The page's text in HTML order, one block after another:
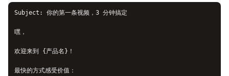
Subject: 你的第一条视频，3 分钟搞定
嘿，
欢迎来到 {产品名}！
最快的方式感受价值：